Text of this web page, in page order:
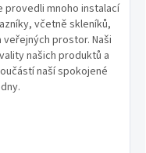
provedli mnoho instalací
včetně skleníků,
prostor. Naši
našich produktů a
naší spokojené